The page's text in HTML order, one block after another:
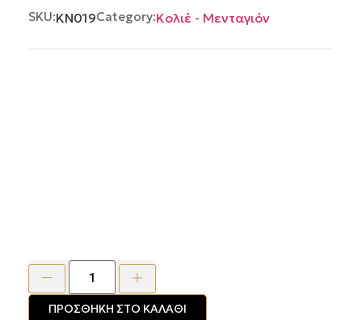
από
5
SKU:KN019Category:Κολιέ - Μενταγιόν
ΠΡΟΣΘΉΚΗ ΣΤΟ ΚΑΛΆΘΙ